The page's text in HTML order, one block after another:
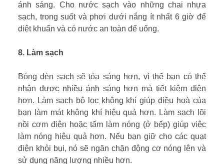
ánh sáng. Cho nước sạch vào những chai nhựa
sạch, trong suốt và phơi dưới nắng ít nhất 6 giờ để
diệt khuẩn và có nước an toàn để uống.
8. Làm sạch
Bóng đèn sạch sẽ tỏa sáng hơn, vì thế bạn có thể
nhận được nhiều ánh sáng hơn mà tiết kiệm điện
hơn. Làm sạch bộ lọc không khí giúp điều hoà của
bạn làm mát không khí hiệu quả hơn. Làm sạch lõi
nồi cơm điện hoặc tấm làm nóng (ở bếp) giúp việc
làm nóng hiệu quả hơn. Nếu bạn giữ cho các quạt
điện khỏi bụi, nó sẽ ngăn chặn động cơ nóng lên và
sử dụng năng lượng nhiều hơn.